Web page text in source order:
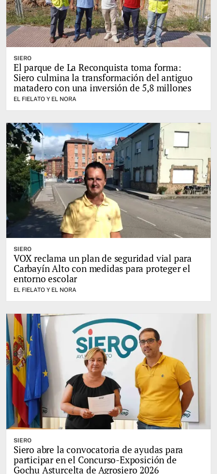
SIERO
El parque de La Reconquista toma forma:
Siero culmina la transformación del antiguo
matadero con una inversión de 5,8 millones
EL FIELATO Y EL NORA
SIERO
VOX reclama un plan de seguridad vial para
Carbayín Alto con medidas para proteger el
entorno escolar
EL FIELATO Y EL NORA
SIERO
Siero abre la convocatoria de ayudas para
participar en el Concurso-Exposición de
Gochu Asturcelta de Agrosiero 2026